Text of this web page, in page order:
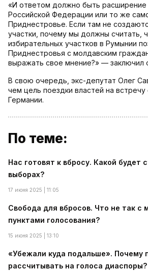
«И ответом должно быть расширение
Российской Федерации или то же
Приднестровье. Если там не
участки, почему мы должны считать,
избирательных участков в Румынии
Приднестровья с молдавским
выражать свое мнение?» — заключил
В свою очередь, экс-депутат Олег
чем цель поездки властей на
Германии.
По теме:
Нас готовят к вбросу. Какой будет
выборах?
17 июня 2025 | 11:05
Свобода для вбросов. Что не так с
пунктами голосования?
15 июня 2025 | 13:10
«Убежали куда подальше». Почему
рассчитывать на голоса диаспоры?